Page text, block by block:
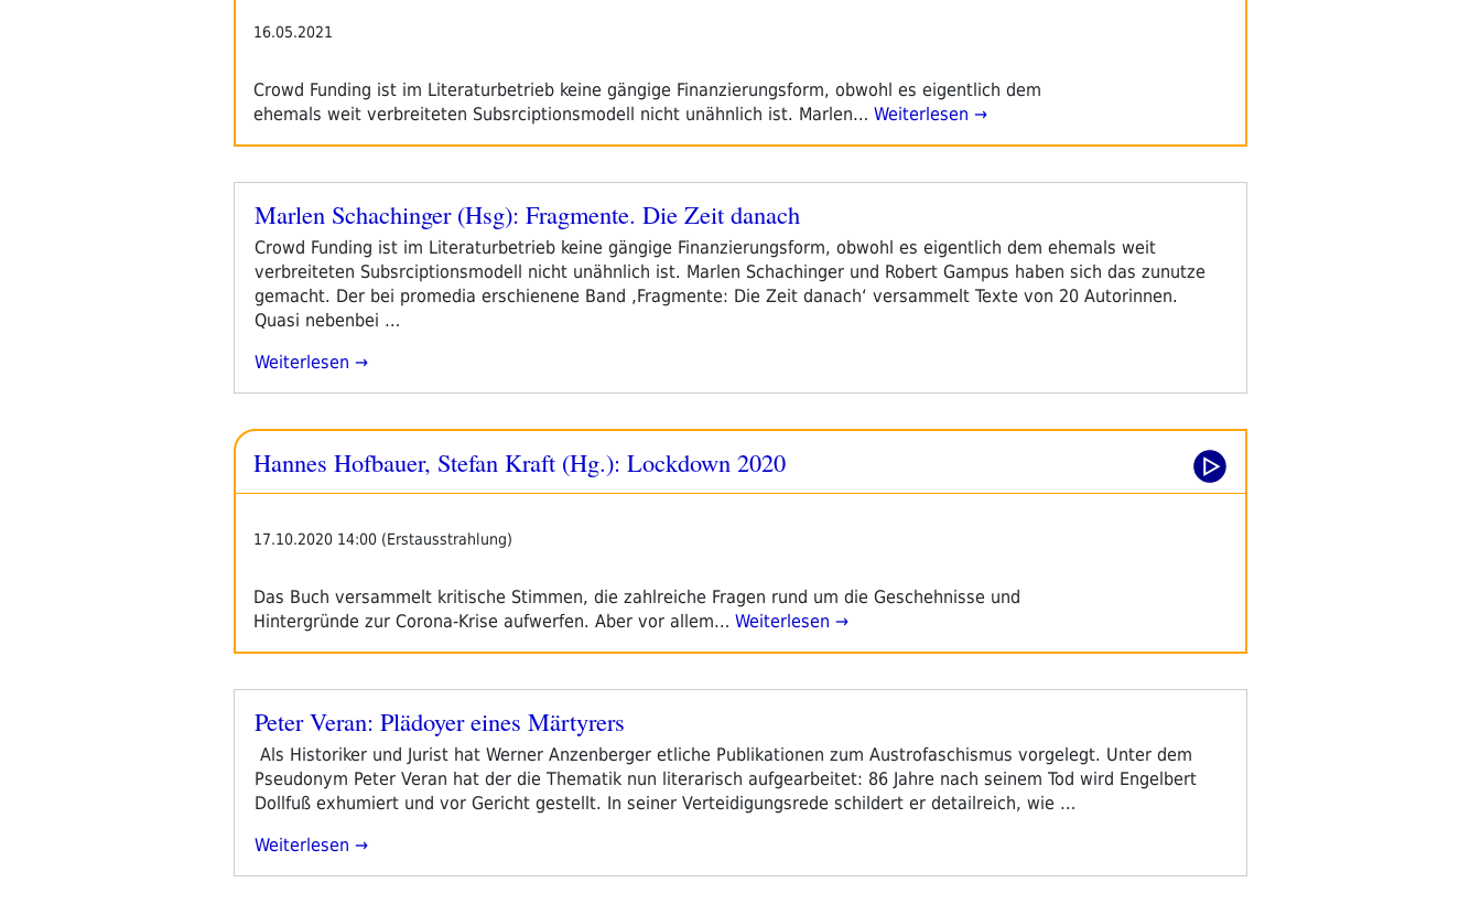
4“
16.05.2021
Crowd Funding ist im Literaturbetrieb keine gängige Finanzierungsform, obwohl es eigentlich dem
ehemals weit verbreiteten Subsrciptionsmodell nicht unähnlich ist. Marlen… Weiterlesen →
Veröffentlicht
Marlen Schachinger (Hsg): Fragmente. Die Zeit danach
Crowd Funding ist im Literaturbetrieb keine gängige Finanzierungsform, obwohl es eigentlich dem ehemals weit
verbreiteten Subsrciptionsmodell nicht unähnlich ist. Marlen Schachinger und Robert Gampus haben sich das zunutze
gemacht. Der bei promedia erschienene Band ‚Fragmente: Die Zeit danach‘ versammelt Texte von 20 Autorinnen.
Quasi nebenbei …
„Marlen
Fragmente.
Die
Weiterlesen
Hannes Hofbauer, Stefan Kraft (Hg.): Lockdown 2020
17.10.2020 14:00 (Erstausstrahlung)
Das Buch versammelt kritische Stimmen, die zahlreiche Fragen rund um die Geschehnisse und
Hintergründe zur Corona-Krise aufwerfen. Aber vor allem… Weiterlesen →
Veröffentlicht
Peter Veran: Plädoyer eines Märtyrers
Als Historiker und Jurist hat Werner Anzenberger etliche Publikationen zum Austrofaschismus vorgelegt. Unter dem
Pseudonym Peter Veran hat der die Thematik nun literarisch aufgearbeitet: 86 Jahre nach seinem Tod wird Engelbert
Dollfuß exhumiert und vor Gericht gestellt. In seiner Verteidigungsrede schildert er detailreich, wie …
„Peter
Weiterlesen